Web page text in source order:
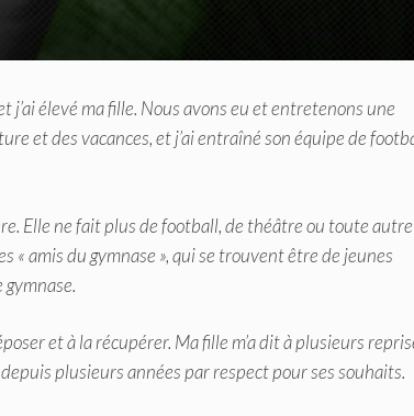
j’ai élevé ma fille. Nous avons eu et entretenons une
et des vacances, et j’ai entraîné son équipe de
Elle ne fait plus de football, de théâtre ou toute autre
« amis du gymnase », qui se trouvent être de jeunes
et à la récupérer. Ma fille m’a dit à plusieurs
plusieurs années par respect pour ses souhaits.